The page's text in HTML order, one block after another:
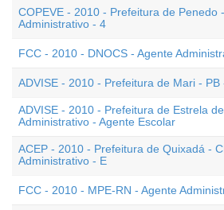
COPEVE - 2010 - Prefeitura de Penedo
Administrativo - 4
FCC - 2010 - DNOCS - Agente
ADVISE - 2010 - Prefeitura de Mari - PB
ADVISE - 2010 - Prefeitura de Estrela
Administrativo - Agente Escolar
ACEP - 2010 - Prefeitura de Quixadá -
Administrativo - E
FCC - 2010 - MPE-RN - Agente